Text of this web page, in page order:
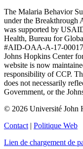
The Malaria Behavior
under the
was supported by
Health, Bureau for
#AID-OAA-A-17-
Johns Hopkins Center
website is now
responsibility of CCP.
does not necessarily
Government, or the
© 2026 Université John
Contact | Politique Web
Facebook
X
Youtube
Instagram
Basculer
Lien de chargement de